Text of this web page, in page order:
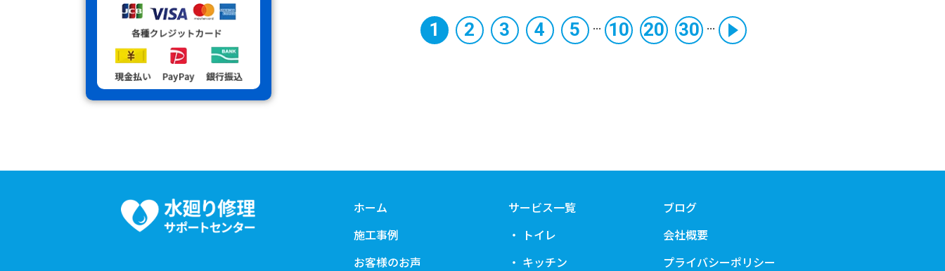
1 2 3 4 5 ... 10 20 30 ...
ホーム
施工事例
お客様のお声
サービス一覧
トイレ
キッチン
ブログ
会社概要
プライバシーポリシー